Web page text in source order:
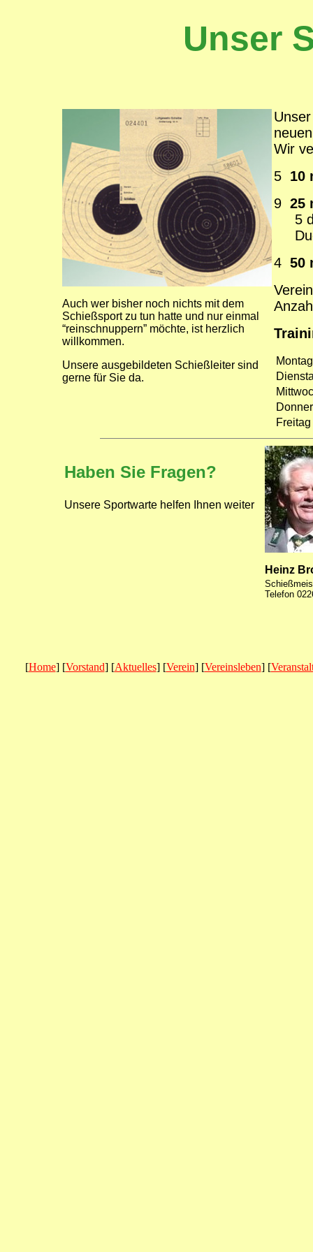
Unser
Auch wer bisher noch nichts mit dem
Schießsport zu tun hatte und nur einmal
“reinschnuppern” möchte, ist herzlich
willkommen.
Unsere ausgebildeten Schießleiter sind
gerne für Sie da.
Wir
5 10
9 25
5
4 50
Montag
Haben Sie Fragen?
Unsere Sportwarte helfen Ihnen weiter
Heinz
Telefon
[Home] [Vorstand] [Aktuelles] [Verein] [Vereinsleben] [